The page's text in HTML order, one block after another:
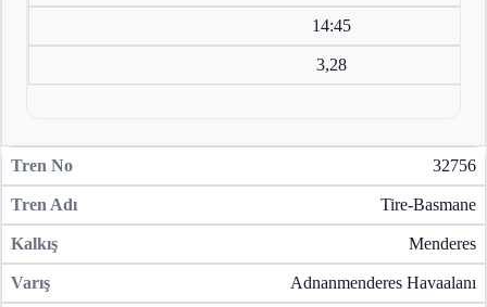
14:45
3,28
32756
Tire-Basmane
Menderes
Adnanmenderes Havaalanı